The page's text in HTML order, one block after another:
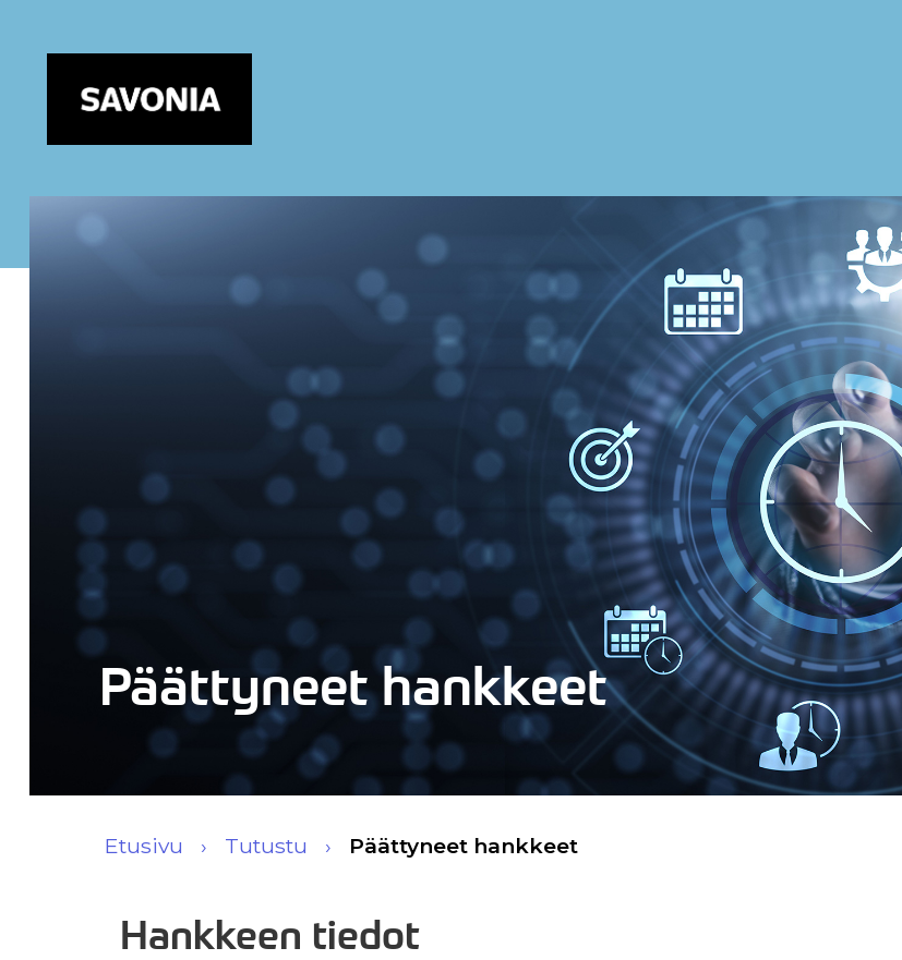
Päättyneet hankkeet
Etusivu Tutustu Päättyneet hankkeet
Hankkeen tiedot